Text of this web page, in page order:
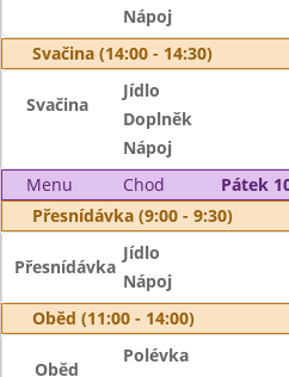
Nápoj
Svačina (14:00 - 14:30)
Svačina
Jídlo
Doplněk
Nápoj
Menu
Chod
Pátek
Přesnídávka (9:00 - 9:30)
Přesnídávka
Jídlo
Nápoj
Oběd (11:00 - 14:00)
Oběd
Polévka